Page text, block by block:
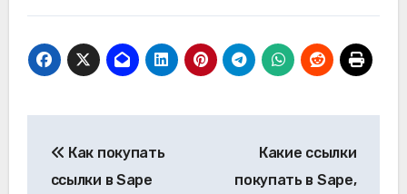
по
Как покупать
ссылки в Sape
Какие ссылки
покупать в Sape,